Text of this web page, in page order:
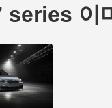
series 이